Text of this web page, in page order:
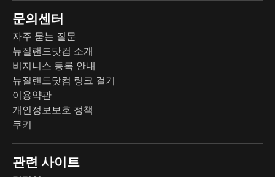
문의센터
자주 묻는 질문
뉴질랜드닷컴 소개
비지니스 등록 안내
뉴질랜드닷컴 링크 걸기
이용약관
개인정보보호 정책
쿠키
관련 사이트